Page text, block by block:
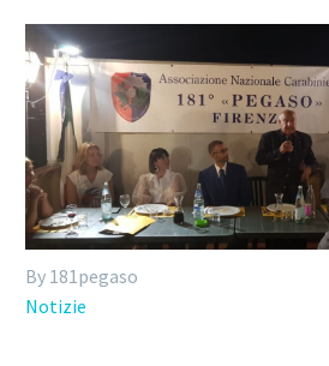
By 181pegaso
Notizie